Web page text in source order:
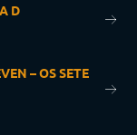
D
– OS SETE